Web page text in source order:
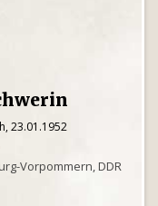
23.01.1952
Vorpommern, DDR